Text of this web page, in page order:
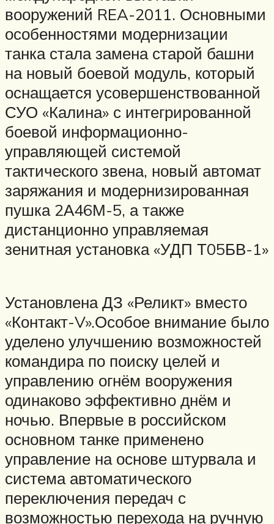
вооружений REA-2011. Основными
особенностями модернизации
танка стала замена старой башни
на новый боевой модуль, который
оснащается усовершенствованной
СУО «Калина» с интегрированной
боевой информационно-
управляющей системой
тактического звена, новый автомат
заряжания и модернизированная
пушка 2А46М-5, а также
дистанционно управляемая
зенитная установка «УДП Т05БВ-1»
Установлена ДЗ «Реликт» вместо
«Контакт-V».Особое внимание было
уделено улучшению возможностей
командира по поиску целей и
управлению огнём вооружения
одинаково эффективно днём и
ночью. Впервые в российском
основном танке применено
управление на основе штурвала и
система автоматического
переключения передач с
возможностью перехода на ручную